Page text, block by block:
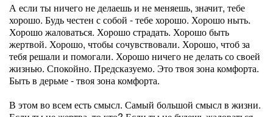
А если ты ничего не делаешь и не меняешь, значит, тебе
хорошо. Будь честен с собой - тебе хорошо. Хорошо ныть.
Хорошо жаловаться. Хорошо страдать. Хорошо быть
жертвой. Хорошо, чтобы сочувствовали. Хорошо, чтоб за
тебя решали и помогали. Хорошо ничего не делать со своей
жизнью. Спокойно. Предсказуемо. Это твоя зона комфорта.
Быть в дерьме - твоя зона комфорта.
В этом во всем есть смысл. Самый большой смысл в жизни.